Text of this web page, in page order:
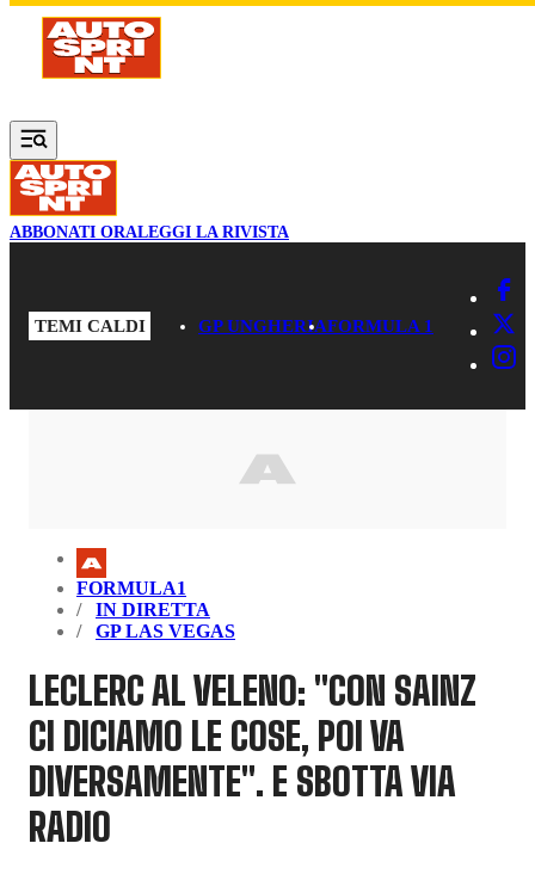
Vai al contenuto principale
ABBONATI ORALEGGI LA RIVISTA
TEMI CALDI GP UNGHERIAFORMULA 1
FORMULA1
IN DIRETTA
GP LAS VEGAS
LECLERC AL VELENO: "CON SAINZ
CI DICIAMO LE COSE, POI VA
DIVERSAMENTE". E SBOTTA VIA
RADIO